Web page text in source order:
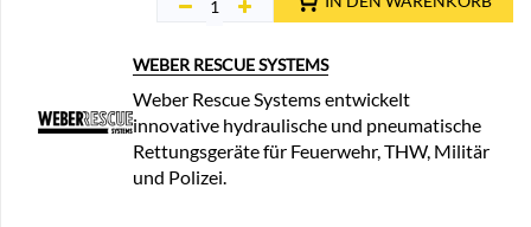
WEBER RESCUE SYSTEMS
Weber Rescue Systems entwickelt
innovative hydraulische und pneumatische
Rettungsgeräte für Feuerwehr, THW, Militär
und Polizei.